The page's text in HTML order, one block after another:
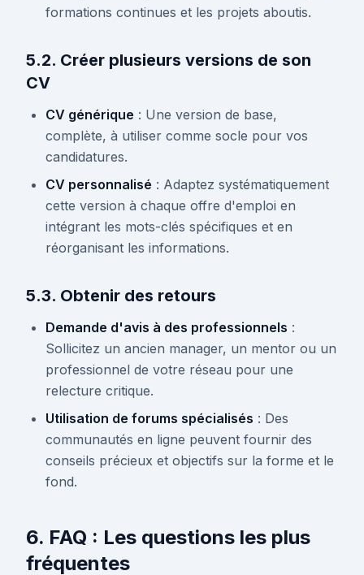
formations continues et les projets aboutis.
5.2. Créer plusieurs versions de son
CV
CV générique : Une version de base,
complète, à utiliser comme socle pour vos
candidatures.
CV personnalisé : Adaptez systématiquement
cette version à chaque offre d'emploi en
intégrant les mots-clés spécifiques et en
réorganisant les informations.
5.3. Obtenir des retours
Demande d'avis à des professionnels :
Sollicitez un ancien manager, un mentor ou un
professionnel de votre réseau pour une
relecture critique.
Utilisation de forums spécialisés : Des
communautés en ligne peuvent fournir des
conseils précieux et objectifs sur la forme et le
fond.
6. FAQ : Les questions les plus
fréquentes